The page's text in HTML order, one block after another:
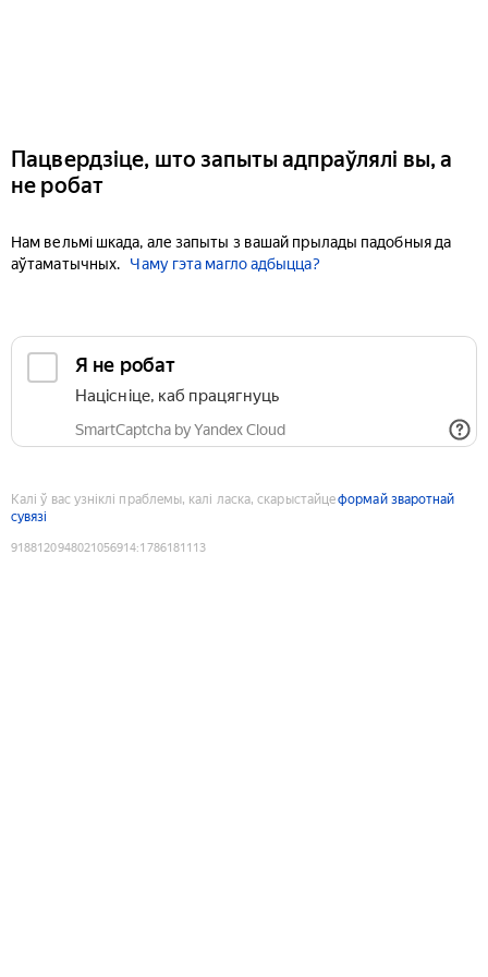
Пацвердзіце, што запыты адпраўлялі вы, а
не робат
Нам вельмі шкада, але запыты з вашай прылады падобныя да
аўтаматычных.
Чаму гэта магло адбыцца?
Я не робат
Націсніце, каб працягнуць
SmartCaptcha by Yandex Cloud
Калі ў вас узніклі праблемы, калі ласка, скарыстайцеформай зваротнай
сувязі
9188120948021056914:1786181113